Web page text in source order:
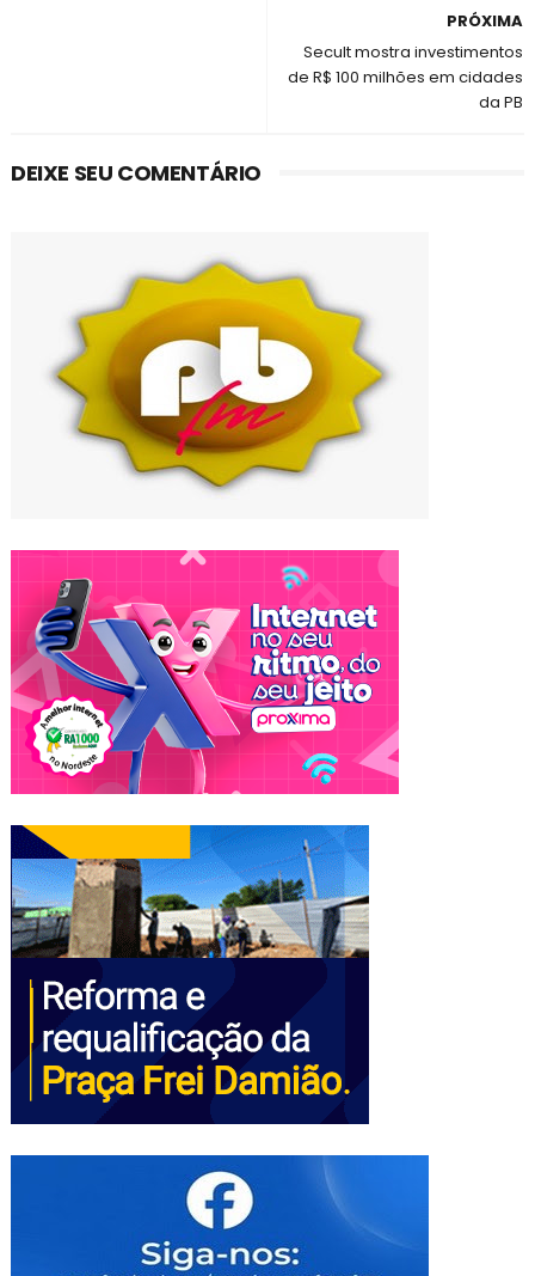
PRÓXIMA
Secult mostra investimentos
de R$ 100 milhões em cidades
da PB
DEIXE SEU COMENTÁRIO